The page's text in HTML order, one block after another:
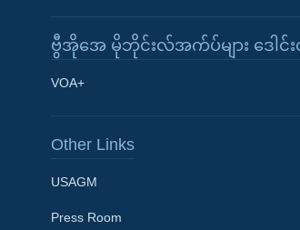
Learning English
ဘာသာစကားများ
ဗွီအိုအေ မိုဘိုင်းလ်အက်ပ်များ ဒေါ
VOA+
Other Links
USAGM
Press Room